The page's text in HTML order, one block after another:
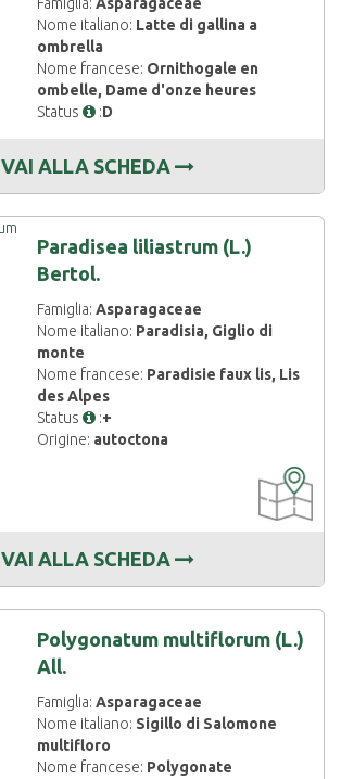
Nome italiano: Latte di gallina a
ombrella
Nome francese: Ornithogale en
ombelle, Dame d'onze heures
Status
:D
VAI ALLA SCHEDA
Paradisea liliastrum (L.)
Bertol.
Famiglia:Asparagaceae
Nome italiano: Paradisia, Giglio di
monte
Nome francese: Paradisie faux lis, Lis
des Alpes
Status
:+
Origine: autoctona
DISPONIBILE
VAI ALLA SCHEDA
Polygonatum multiflorum (L.)
All.
Famiglia:Asparagaceae
Nome italiano: Sigillo di Salomone
multifloro
Nome francese: Polygonate